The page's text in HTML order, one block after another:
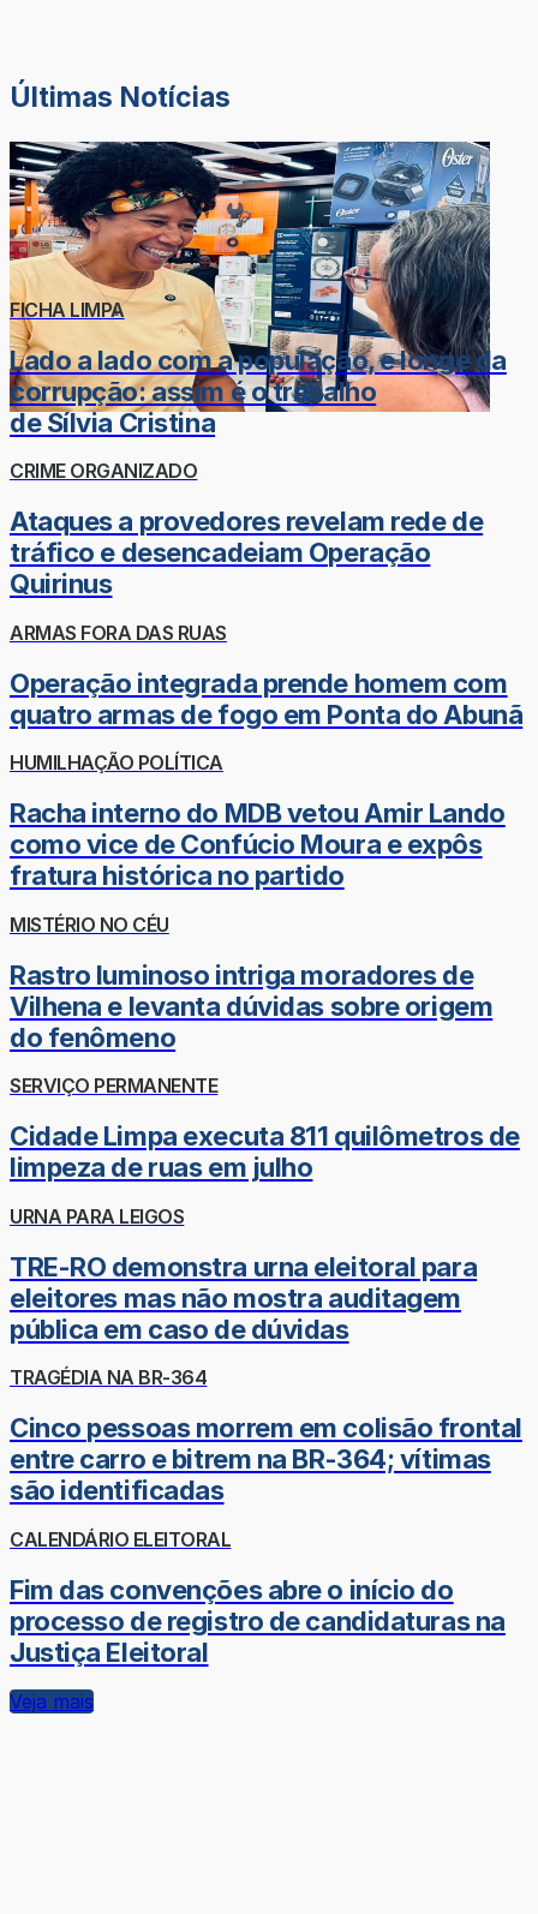
Últimas Notícias
FICHA LIMPA
Lado a lado com a população, e longe da
corrupção: assim é o trabalho
de Sílvia Cristina
CRIME ORGANIZADO
Ataques a provedores revelam rede de
tráfico e desencadeiam Operação
Quirinus
ARMAS FORA DAS RUAS
Operação integrada prende homem com
quatro armas de fogo em Ponta do Abunã
HUMILHAÇÃO POLÍTICA
Racha interno do MDB vetou Amir Lando
como vice de Confúcio Moura e expôs
fratura histórica no partido
MISTÉRIO NO CÉU
Rastro luminoso intriga moradores de
Vilhena e levanta dúvidas sobre origem
do fenômeno
SERVIÇO PERMANENTE
Cidade Limpa executa 811 quilômetros de
limpeza de ruas em julho
URNA PARA LEIGOS
TRE-RO demonstra urna eleitoral para
eleitores mas não mostra auditagem
pública em caso de dúvidas
TRAGÉDIA NA BR-364
Cinco pessoas morrem em colisão frontal
entre carro e bitrem na BR-364; vítimas
são identificadas
CALENDÁRIO ELEITORAL
Fim das convenções abre o início do
processo de registro de candidaturas na
Justiça Eleitoral
Veja mais